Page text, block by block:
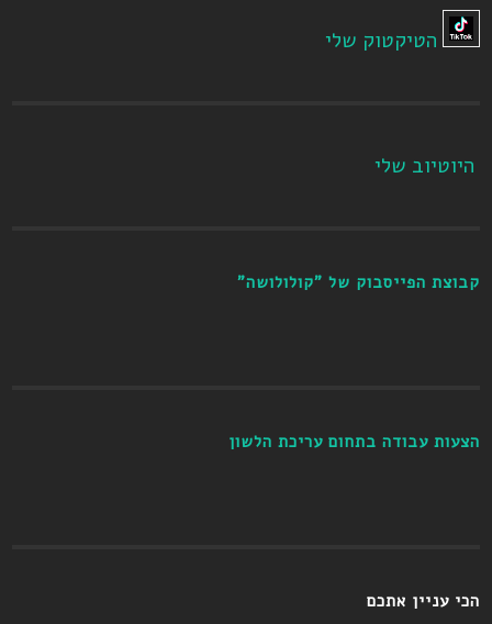
הטיקטוק שלי
היוטיוב שלי
קבוצת הפייסבוק של "קולולושה"
הצעות עבודה בתחום עריכת הלשון
הכי עניין אתכם